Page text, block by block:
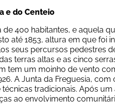
e do Centeio
400 habitantes, e aquela
até 1853, altura em que foi
seus percursos pedestres
terras altas e as cinco
tem um moinho de vento
A Junta da Freguesia,
tradicionais. Após
ao envolvimento